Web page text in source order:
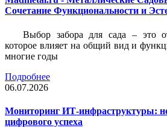
Сочетание Функциональности и
Выбор забора для сада – это
которое влияет на общий вид и
многие годы
Подробнее
06.07.2026
Мониторинг ИТ-инфраструктуры:
цифрового успеха